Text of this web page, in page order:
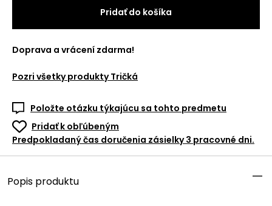
Pridať do košíka
Doprava a vrácení zdarma!
Pozri všetky produkty Tričká
Položte otázku týkajúcu sa tohto predmetu
Pridať k obľúbeným
Predpokladaný čas doručenia zásielky 3 pracovné dni.
Popis produktu